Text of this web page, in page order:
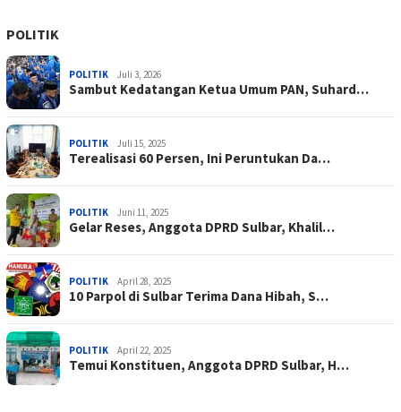
POLITIK
POLITIK Juli 3, 2026
Sambut Kedatangan Ketua Umum PAN, Suhard…
POLITIK Juli 15, 2025
Terealisasi 60 Persen, Ini Peruntukan Da…
POLITIK Juni 11, 2025
Gelar Reses, Anggota DPRD Sulbar, Khalil…
POLITIK April 28, 2025
10 Parpol di Sulbar Terima Dana Hibah, S…
POLITIK April 22, 2025
Temui Konstituen, Anggota DPRD Sulbar, H…